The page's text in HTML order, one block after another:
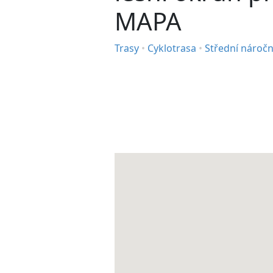
MAPA
Trasy • Cyklotrasa • Střední